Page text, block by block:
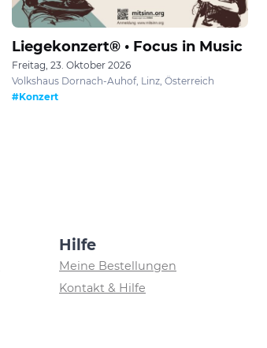
Liegekonzert® • Focus in Music
Freitag, 23. Oktober 2026
Volkshaus Dornach-Auhof, Linz, Österreich
#Konzert
Hilfe
Meine Bestellungen
Kontakt & Hilfe